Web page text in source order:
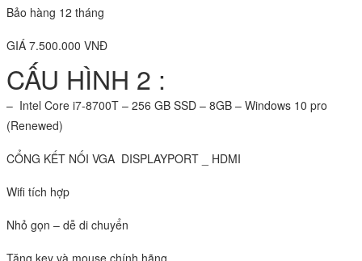
Bảo hàng 12 tháng
GIÁ 7.500.000 VNĐ
CẤU HÌNH 2 :
– Intel Core i7-8700T – 256 GB SSD – 8GB – Windows 10 pro
(Renewed)
CỔNG KẾT NỐI VGA DISPLAYPORT _ HDMI
Wifi tích hợp
Nhỏ gọn – dễ di chuyển
Tặng key và mouse chính hãng .